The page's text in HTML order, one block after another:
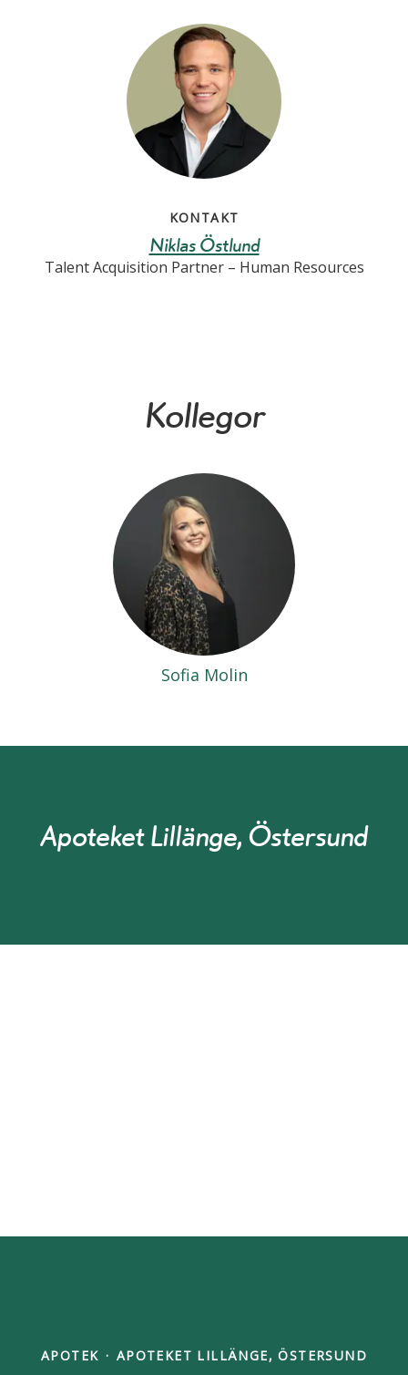
KONTAKT
Niklas Östlund
Talent Acquisition Partner – Human Resources
Kollegor
Sofia Molin
Apoteket Lillänge, Östersund
APOTEK · APOTEKET LILLÄNGE, ÖSTERSUND